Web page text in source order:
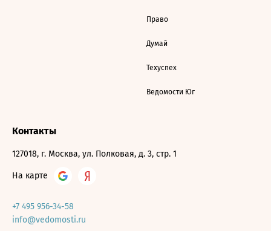
Право
Думай
Техуспех
Ведомости Юг
Контакты
127018, г. Москва, ул. Полковая, д. 3, стр. 1
На карте
+7 495 956-34-58
info@vedomosti.ru